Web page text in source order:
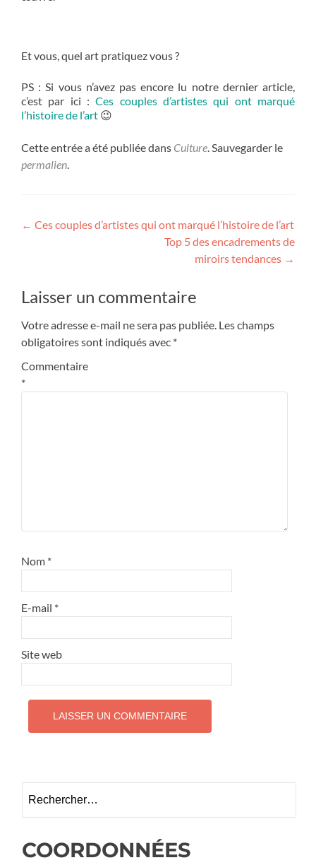
Et vous, quel art pratiquez vous ?
PS : Si vous n’avez pas encore lu notre dernier article,
c’est par ici :Ces couples d’artistes qui ont marqué
l’histoire de l’art 😉
Cette entrée a été publiée dans Culture . Sauvegarder le
permalien
Navigation
← Ces couples d’artistes qui ont marqué l’histoire de l’art
Top 5 des encadrements de
miroirs tendances →
Laisser un commentaire
Votre adresse e-mail ne sera pas publiée. Les champs
obligatoires sont indiqués avec *
Commentaire
*
Nom *
E-mail *
Site web
COORDONNÉES